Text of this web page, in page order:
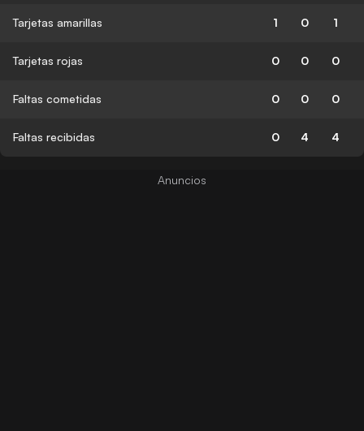
Tarjetas amarillas 1 0 1
Tarjetas rojas 0 0 0
Faltas cometidas 0 0 0
Faltas recibidas 0 4 4